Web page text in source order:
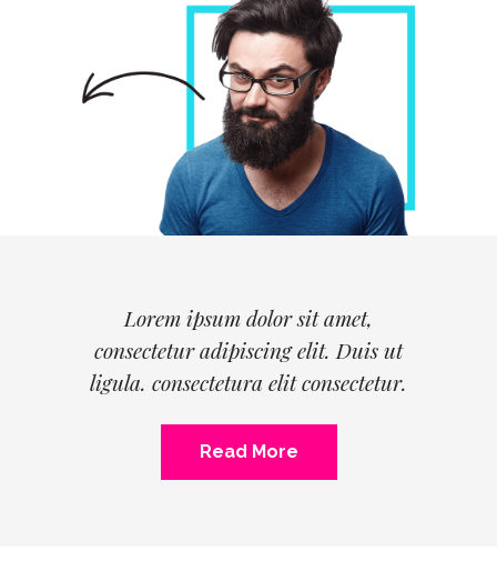
Lorem ipsum dolor sit amet,
consectetur adipiscing elit. Duis ut
ligula. consectetura elit consectetur.
Read More